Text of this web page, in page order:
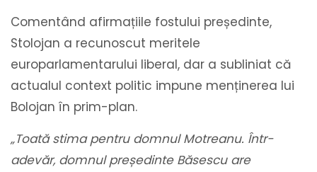
Comentând afirmațiile fostului președinte,
Stolojan a recunoscut meritele
europarlamentarului liberal, dar a subliniat că
actualul context politic impune menținerea lui
Bolojan în prim-plan.
„Toată stima pentru domnul Motreanu. Într-
adevăr, domnul președinte Băsescu are